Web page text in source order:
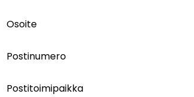
Osoite
Postinumero
Postitoimipaikka